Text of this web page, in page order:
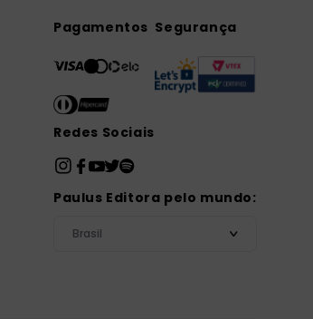
Pagamentos Segurança
Redes Sociais
Paulus Editora pelo mundo:
Brasil